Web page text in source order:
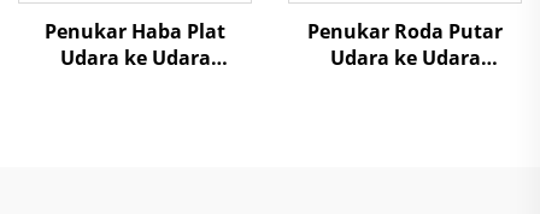
Penukar Haba Plat
Udara ke Udara
Penukar Roda Putar
Udara ke Udara